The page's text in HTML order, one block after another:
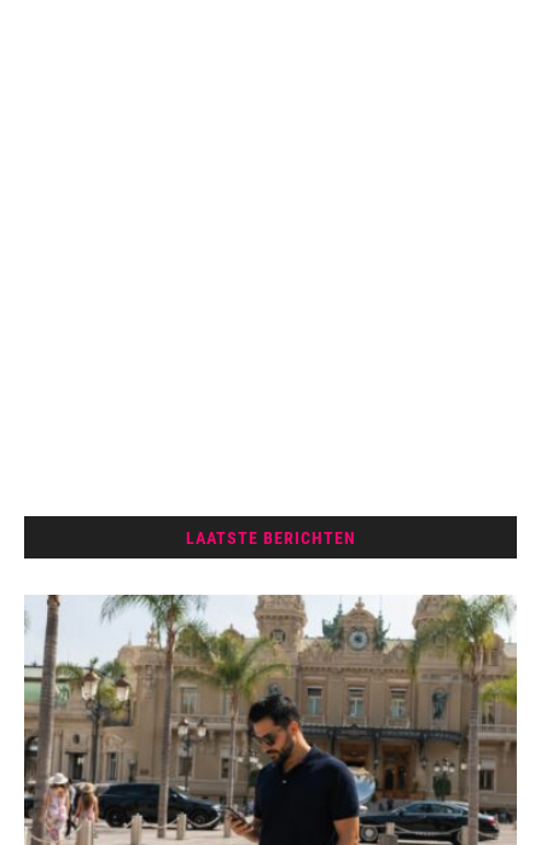
LAATSTE BERICHTEN